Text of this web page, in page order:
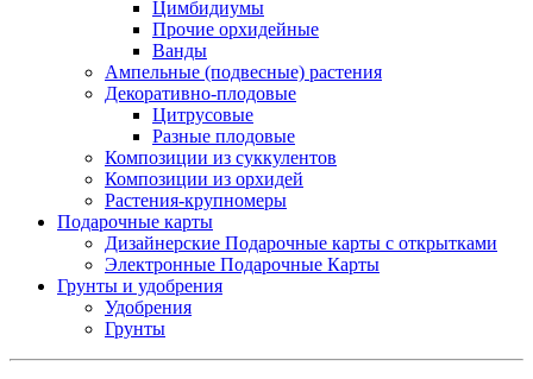
Цимбидиумы
Прочие орхидейные
Ванды
Ампельные (подвесные) растения
Декоративно-плодовые
Цитрусовые
Разные плодовые
Композиции из суккулентов
Композиции из орхидей
Растения-крупномеры
Подарочные карты
Дизайнерские Подарочные карты с открытками
Электронные Подарочные Карты
Грунты и удобрения
Удобрения
Грунты